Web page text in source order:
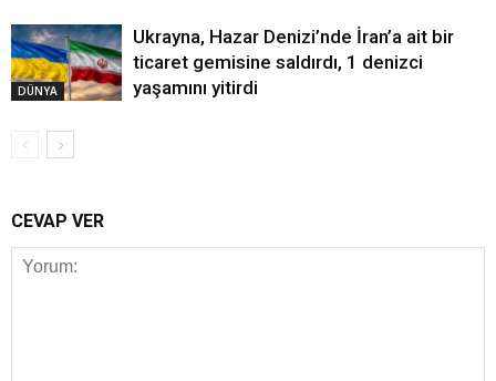
DÜNYA
Ukrayna, Hazar Denizi’nde İran’a ait bir
ticaret gemisine saldırdı, 1 denizci
yaşamını yitirdi
CEVAP VER